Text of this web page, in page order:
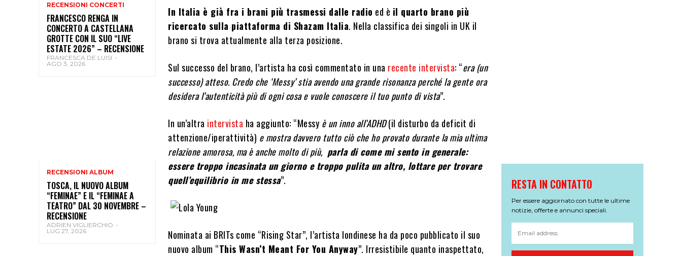
RECENSIONI CONCERTI
FRANCESCO RENGA IN
CONCERTO A CASTELLANA
GROTTE CON IL SUO “LIVE
ESTATE 2026” – RECENSIONE
FRANCESCA DE LUISI -
AGO 3, 2026
RECENSIONI ALBUM
TOSCA, IL NUOVO ALBUM
“FEMINAE” E IL “FEMINAE A
TEATRO” DAL 30 NOVEMBRE –
RECENSIONE
ADRIEN VIGLIERCHIO -
LUG 27, 2026
In Italia è già fra i brani più trasmessi dalle radio ed è il quarto brano più
ricercato sulla piattaforma di Shazam Italia. Nella classifica dei singoli in UK il
brano si trova attualmente alla terza posizione.
Sul successo del brano, l’artista ha così commentato in una recente intervista: “era (un
successo) atteso. Credo che ‘Messy’ stia avendo una grande risonanza perché la gente ora
desidera l’autenticità più di ogni cosa e vuole conoscere il tuo punto di vista”.
In un’altra intervista ha aggiunto: “Messy è un inno all’ADHD(il disturbo da deficit di
attenzione/iperattività) e mostra davvero tutto ciò che ho provato durante la mia ultima
relazione amorosa, ma è anche molto di più, parla di come mi sento in generale:
essere troppo incasinata un giorno e troppo pulita un altro, lottare per trovare
quell’equilibrio in me stessa”.
Nominata ai BRITs come “Rising Star”, l’artista londinese ha da poco pubblicato il suo
nuovo album “This Wasn’t Meant For You Anyway”. Irresistibile quanto inaspettato,
RESTA IN CONTATTO
Per essere aggiornato con tutte le ultime
notizie, offerte e annunci speciali.